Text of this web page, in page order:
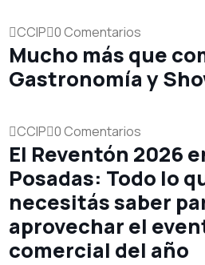
CCIP 0 Comentarios
Mucho más que
Gastronomía y
CCIP 0 Comentarios
El Reventón 2026
Posadas: Todo lo
necesitás saber
aprovechar el
comercial del año